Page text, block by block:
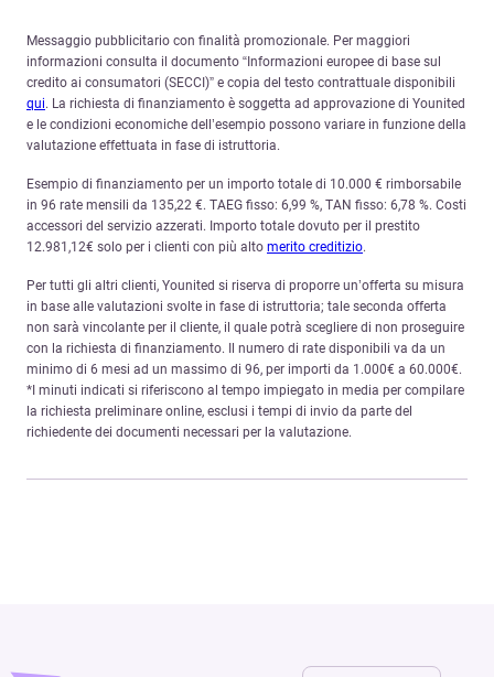
Messaggio pubblicitario con finalità promozionale. Per maggiori
informazioni consulta il documento “Informazioni europee di base sul
credito ai consumatori (SECCI)” e copia del testo contrattuale disponibili
qui. La richiesta di finanziamento è soggetta ad approvazione di Younited
e le condizioni economiche dell’esempio possono variare in funzione della
valutazione effettuata in fase di istruttoria.
Esempio di finanziamento per un importo totale di 10.000 € rimborsabile
in 96 rate mensili da 135,22 €. TAEG fisso: 6,99 %, TAN fisso: 6,78 %. Costi
accessori del servizio azzerati. Importo totale dovuto per il prestito
12.981,12€ solo per i clienti con più alto merito creditizio.
Per tutti gli altri clienti, Younited si riserva di proporre un’offerta su misura
in base alle valutazioni svolte in fase di istruttoria; tale seconda offerta
non sarà vincolante per il cliente, il quale potrà scegliere di non proseguire
con la richiesta di finanziamento. Il numero di rate disponibili va da un
minimo di 6 mesi ad un massimo di 96, per importi da 1.000€ a 60.000€.
*I minuti indicati si riferiscono al tempo impiegato in media per compilare
la richiesta preliminare online, esclusi i tempi di invio da parte del
richiedente dei documenti necessari per la valutazione.